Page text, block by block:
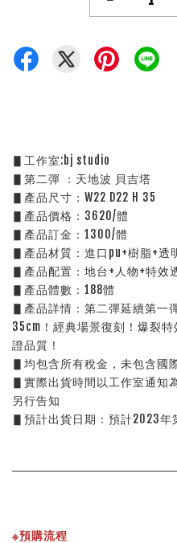
▋工作室:bj studio
▋第二彈 ：天地波 貝吉塔
▋產品尺寸：W22 D22 H 35
▋產品價格：3620/體
▋產品訂金：1300/體
▋產品材質：進口pu+樹脂+透
▋產品配置：地台+人物+特效
▋產品體數：188體
▋產品詳情：第二彈延續第一
35cm！經典場景復刻！爆裂
證品質！
▋均包含所有稅金，未包含國
▋實際出貨時間以工作室通知
另行告知
▋預計出貨日期：預計2023年
※預購流程